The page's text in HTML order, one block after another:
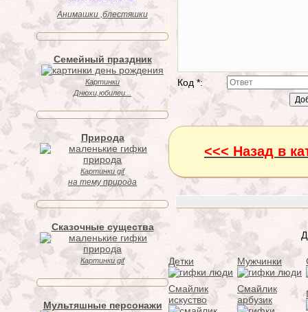
Анимашки ,блестяшки
Семейный праздник
Картинки
Днюхи,юбилеи...
Природа
Картинки gif
на тему природа
Сказочные существа
Картинки gif
Мультяшные персонажи
Код *:
<<< Назад в
Детки Мужчинки
Смайлик
искуство
Смайлик
арбузик